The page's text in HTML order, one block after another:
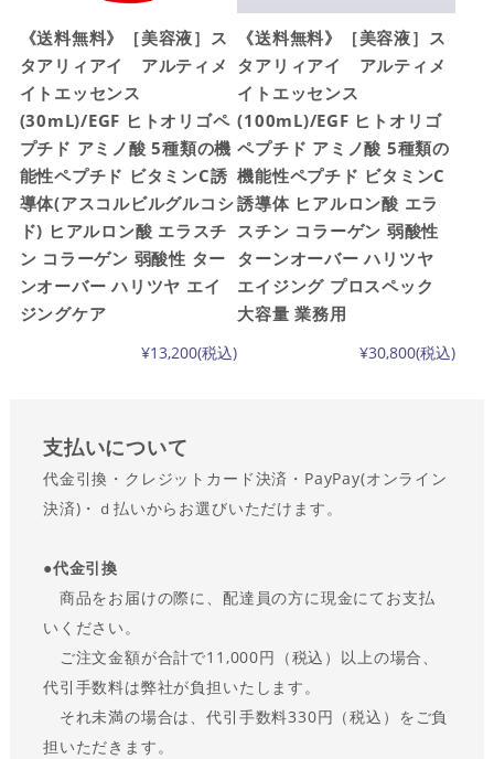
《送料無料》［美容液］ス
タアリィアイ アルティメ
イトエッセンス
(30mL)/EGF ヒトオリゴペ
プチド アミノ酸 5種類の機
能性ペプチド ビタミンC誘
導体(アスコルビルグルコシ
ド) ヒアルロン酸 エラスチ
ン コラーゲン 弱酸性 ター
ンオーバー ハリツヤ エイ
ジングケア
¥13,200(税込)
《送料無料》［美容液］ス
タアリィアイ アルティメ
イトエッセンス
(100mL)/EGF ヒトオリゴ
ペプチド アミノ酸 5種類の
機能性ペプチド ビタミンC
誘導体 ヒアルロン酸 エラ
スチン コラーゲン 弱酸性
ターンオーバー ハリツヤ
エイジング プロスペック
大容量 業務用
¥30,800(税込)
支払いについて
代金引換・クレジットカード決済・PayPay(オンライン
決済)・ｄ払いからお選びいただけます。
●代金引換
商品をお届けの際に、配達員の方に現金にてお支払
いください。
ご注文金額が合計で11,000円（税込）以上の場合、
代引手数料は弊社が負担いたします。
それ未満の場合は、代引手数料330円（税込）をご負
担いただきます。